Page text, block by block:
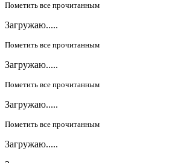
Пометить все прочитанным
Загружаю.....
Пометить все прочитанным
Загружаю.....
Пометить все прочитанным
Загружаю.....
Пометить все прочитанным
Загружаю.....